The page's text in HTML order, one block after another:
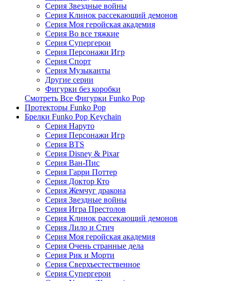
Серия Звездные войны
Серия Клинок рассекающий демонов
Серия Моя геройская академия
Серия Во все тяжкие
Серия Супергерои
Серия Персонажи Игр
Серия Спорт
Серия Музыканты
Другие серии
Фигурки без коробки
Смотреть Все Фигурки Funko Pop
Протекторы Funko Pop
Брелки Funko Pop Keychain
Серия Наруто
Серия Персонажи Игр
Серия BTS
Серия Disney & Pixar
Серия Ван-Пис
Серия Гарри Поттер
Серия Доктор Кто
Серия Жемчуг дракона
Серия Звездные войны
Серия Игра Престолов
Серия Клинок рассекающий демонов
Серия Лило и Стич
Серия Моя геройская академия
Серия Очень странные дела
Серия Рик и Морти
Серия Сверхъестественное
Серия Супергерои